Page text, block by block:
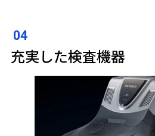
充実した検査機器